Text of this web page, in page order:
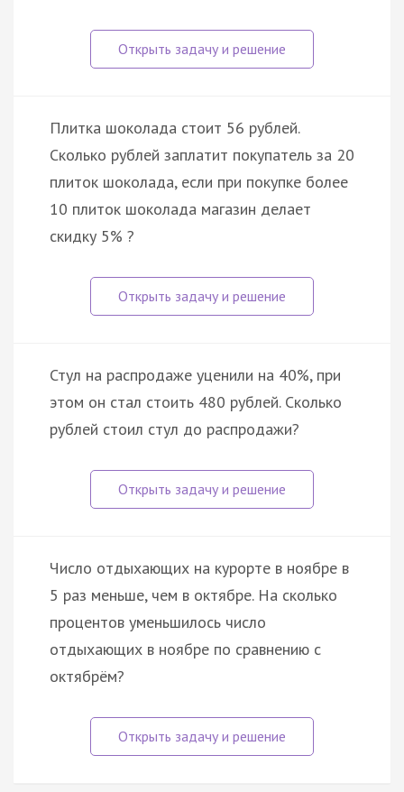
Плитка шоколада стоит 56 рублей.
Сколько рублей заплатит покупатель за 20
плиток шоколада, если при покупке более
10 плиток шоколада магазин делает
скидку 5% ?
Стул на распродаже уценили на 40%, при
этом он стал стоить 480 рублей. Сколько
рублей стоил стул до распродажи?
Число отдыхающих на курорте в ноябре в
5 раз меньше, чем в октябре. На сколько
процентов уменьшилось число
отдыхающих в ноябре по сравнению с
октябрём?